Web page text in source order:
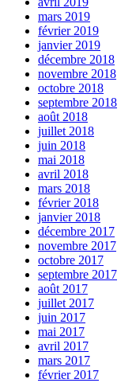
mars 2019
février 2019
janvier 2019
décembre 2018
novembre 2018
octobre 2018
septembre 2018
août 2018
juillet 2018
juin 2018
mai 2018
avril 2018
mars 2018
février 2018
janvier 2018
décembre 2017
novembre 2017
octobre 2017
septembre 2017
août 2017
juillet 2017
juin 2017
mai 2017
avril 2017
mars 2017
février 2017